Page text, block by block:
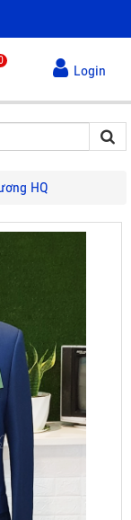
Login
HQ